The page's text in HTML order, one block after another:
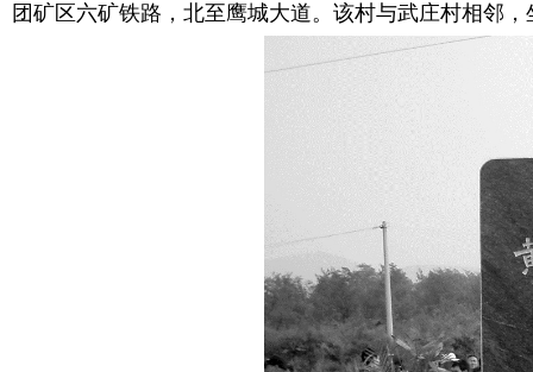
团矿区六矿铁路，北至鹰城大道。该村与武庄村相邻